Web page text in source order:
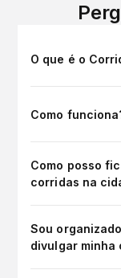
O que é o
Como
Como posso
corridas na
Sou
divulgar minha